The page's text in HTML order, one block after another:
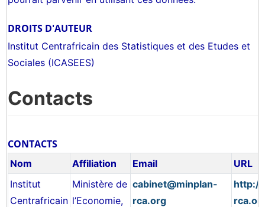
DROITS D'AUTEUR
Institut Centrafricain des Statistiques et des Etudes et
Sociales (ICASEES)
Contacts
CONTACTS
Nom Affiliation Email
URL
Institut
Centrafricain
Ministère de
l’Economie,
cabinet@minplan-
rca.org
http://